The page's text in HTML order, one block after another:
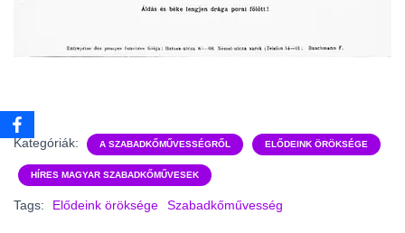
Kategóriák: A SZABADKŐMŰVESSÉGRŐL ELŐDEINK ÖRÖKSÉGE
HÍRES MAGYAR SZABADKŐMŰVESEK
Tags: Elődeink öröksége Szabadkőművesség